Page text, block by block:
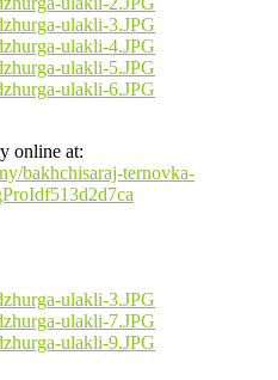
online at:
bakhchisaraj-ternovka-